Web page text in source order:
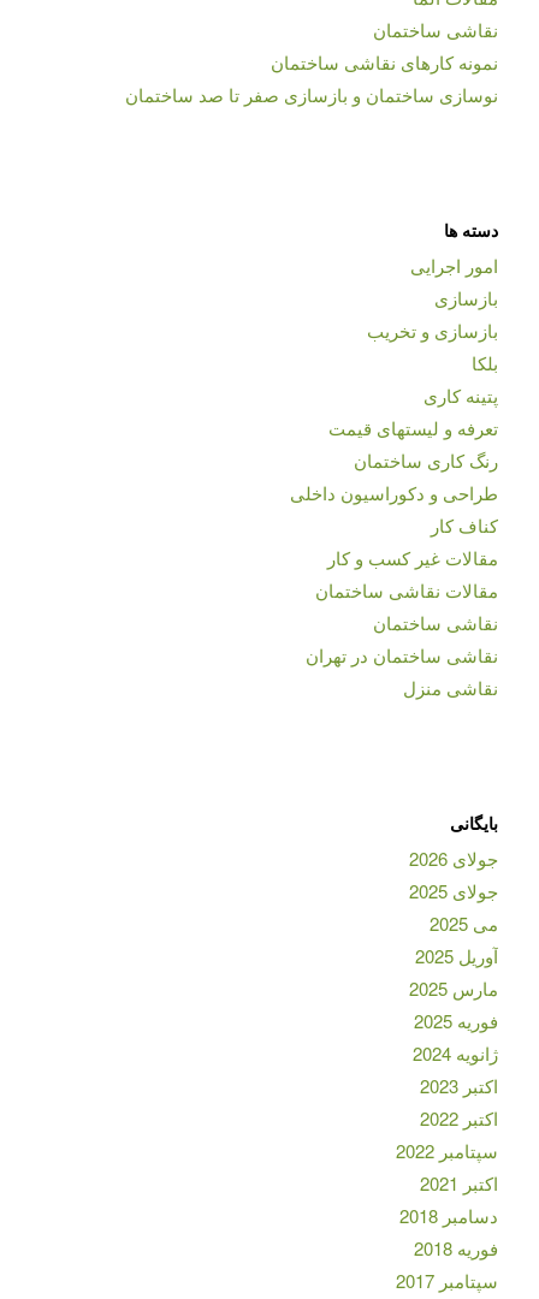
نقاشی ساختمان
نمونه کارهای نقاشی ساختمان
نوسازی ساختمان و بازسازی صفر تا صد ساختمان
دسته ها
امور اجرایی
بازسازی
بازسازی و تخریب
بلکا
پتینه کاری
تعرفه و لیستهای قیمت
رنگ کاری ساختمان
طراحی و دکوراسیون داخلی
کناف کار
مقالات غیر کسب و کار
مقالات نقاشی ساختمان
نقاشی ساختمان
نقاشی ساختمان در تهران
نقاشی منزل
بایگانی
جولای 2026
جولای 2025
می 2025
آوریل 2025
مارس 2025
فوریه 2025
ژانویه 2024
اکتبر 2023
اکتبر 2022
سپتامبر 2022
اکتبر 2021
دسامبر 2018
فوریه 2018
سپتامبر 2017